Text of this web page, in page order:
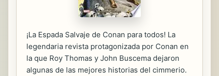
¡La Espada Salvaje de Conan para todos! La
legendaria revista protagonizada por Conan en
la que Roy Thomas y John Buscema dejaron
algunas de las mejores historias del cimmerio.